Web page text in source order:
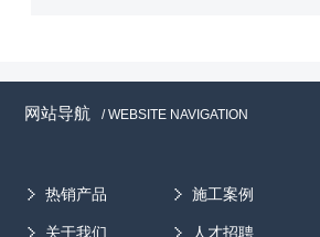
网站导航 / WEBSITE NAVIGATION
热销产品 施工案例
关于我们 人才招聘